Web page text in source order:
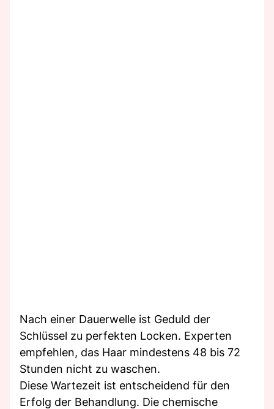
Nach einer Dauerwelle ist Geduld der
Schlüssel zu perfekten Locken. Experten
empfehlen, das Haar mindestens 48 bis 72
Stunden nicht zu waschen.
Diese Wartezeit ist entscheidend für den
Erfolg der Behandlung. Die chemische